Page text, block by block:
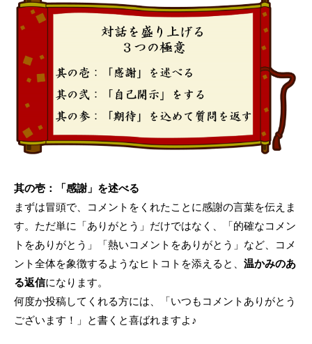
其の壱：「感謝」を述べる
まずは冒頭で、コメントをくれたことに感謝の言葉を伝えま
す。ただ単に「ありがとう」だけではなく、「的確なコメン
トをありがとう」「熱いコメントをありがとう」など、コメ
ント全体を象徴するようなヒトコトを添えると、 温かみのあ
る返信になります。
何度か投稿してくれる方には、「いつもコメントありがとう
ございます！」と書くと喜ばれますよ♪